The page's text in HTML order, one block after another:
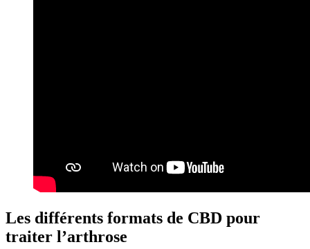
Les différents formats de CBD pour
traiter l’arthrose